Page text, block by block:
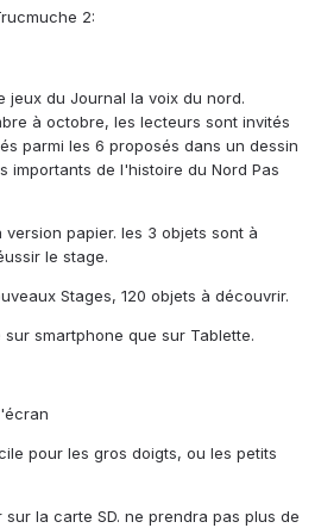
2:
jeux du Journal la voix du nord.
à octobre, les lecteurs sont invités
parmi les 6 proposés dans un dessin
importants de l'histoire du Nord Pas
papier. les 3 objets sont à
le stage.
Stages, 120 objets à découvrir.
smartphone que sur Tablette.
pour les gros doigts, ou les petits
la carte SD. ne prendra pas plus de